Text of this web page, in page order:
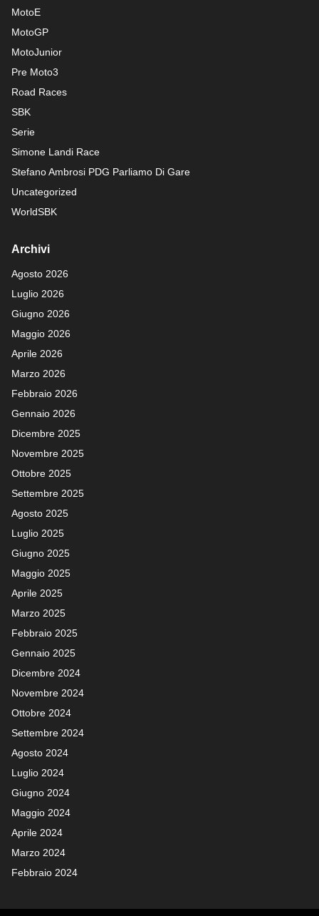
MotoE
MotoGP
MotoJunior
Pre Moto3
Road Races
SBK
Serie
Simone Landi Race
Stefano Ambrosi PDG Parliamo Di Gare
Uncategorized
WorldSBK
Archivi
Agosto 2026
Luglio 2026
Giugno 2026
Maggio 2026
Aprile 2026
Marzo 2026
Febbraio 2026
Gennaio 2026
Dicembre 2025
Novembre 2025
Ottobre 2025
Settembre 2025
Agosto 2025
Luglio 2025
Giugno 2025
Maggio 2025
Aprile 2025
Marzo 2025
Febbraio 2025
Gennaio 2025
Dicembre 2024
Novembre 2024
Ottobre 2024
Settembre 2024
Agosto 2024
Luglio 2024
Giugno 2024
Maggio 2024
Aprile 2024
Marzo 2024
Febbraio 2024